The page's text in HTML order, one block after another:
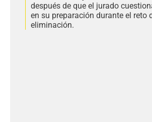
después de que el jurado
en su preparación durante el reto
eliminación.